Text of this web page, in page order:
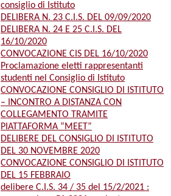
consiglio di Istituto
DELIBERA N. 23 C.I.S. DEL 09/09/2020
DELIBERA N. 24 E 25 C.I.S. DEL
16/10/2020
CONVOCAZIONE CIS DEL 16/10/2020
Proclamazione eletti rappresentanti
studenti nel Consiglio di Istituto
CONVOCAZIONE CONSIGLIO DI ISTITUTO
– INCONTRO A DISTANZA CON
COLLEGAMENTO TRAMITE
PIATTAFORMA “MEET”
DELIBERE DEL CONSIGLIO DI ISTITUTO
DEL 30 NOVEMBRE 2020
CONVOCAZIONE CONSIGLIO DI ISTITUTO
DEL 15 FEBBRAIO
delibere C.I.S. 34 / 35 del 15/2/2021 :